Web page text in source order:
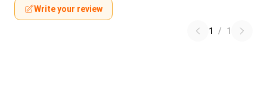
Write your review
1 / 1